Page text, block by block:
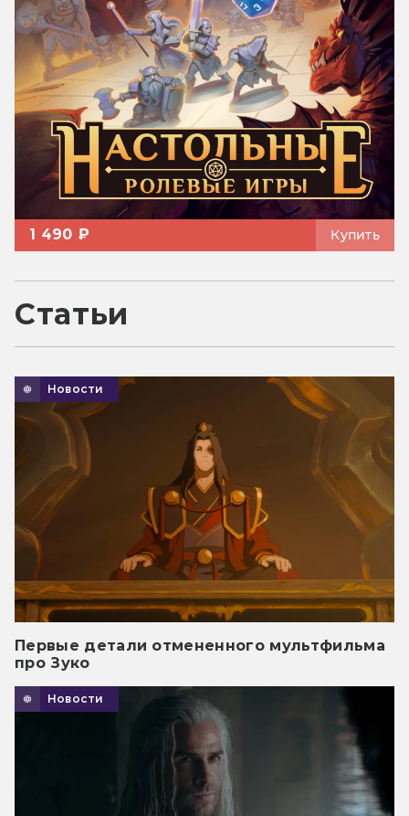
1 490 ₽ Купить
Статьи
Новости
Первые детали отмененного мультфильма
про Зуко
Новости